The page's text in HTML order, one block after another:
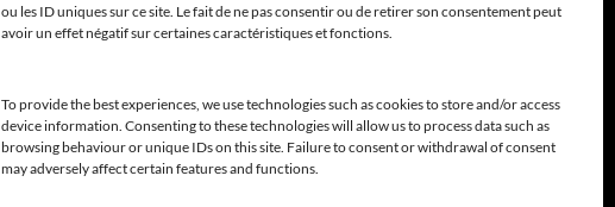
ou les ID uniques sur ce site. Le fait de ne pas consentir ou de retirer son consentement peut
avoir un effet négatif sur certaines caractéristiques et fonctions.
To provide the best experiences, we use technologies such as cookies to store and/or access
device information. Consenting to these technologies will allow us to process data such as
browsing behaviour or unique IDs on this site. Failure to consent or withdrawal of consent
may adversely affect certain features and functions.